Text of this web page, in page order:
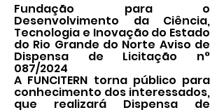
Fundação para o
Desenvolvimento da Ciência,
Tecnologia e Inovação do Estado
do Rio Grande do Norte Aviso de
Dispensa de Licitação n°
087/2024
A FUNCITERN torna público para
conhecimento dos interessados,
que realizará Dispensa de